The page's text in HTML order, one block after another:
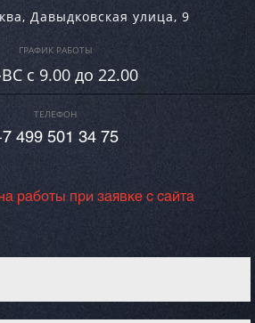
, Давыдковская улица, 9
ГРАФИК РАБОТЫ
c 9.00 до 22.00
ТЕЛЕФОН
499 501 34 75
работы при заявке с сайта